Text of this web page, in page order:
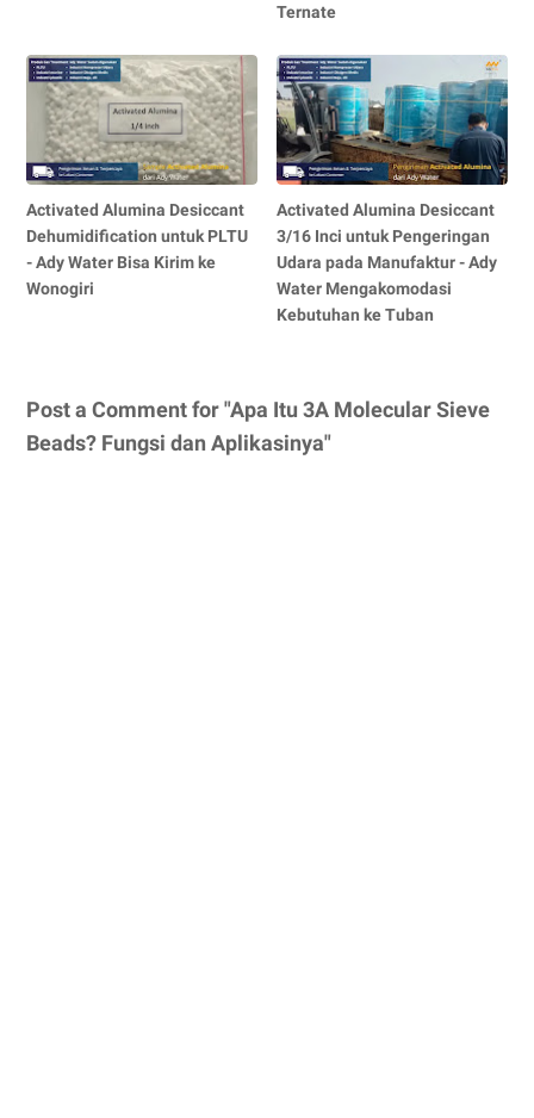
Ternate
Activated Alumina Desiccant
Dehumidification untuk PLTU
- Ady Water Bisa Kirim ke
Wonogiri
Activated Alumina Desiccant
3/16 Inci untuk Pengeringan
Udara pada Manufaktur - Ady
Water Mengakomodasi
Kebutuhan ke Tuban
Post a Comment for "Apa Itu 3A Molecular Sieve
Beads? Fungsi dan Aplikasinya"